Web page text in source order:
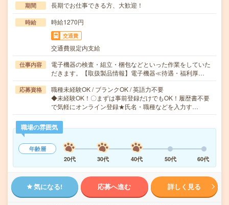
期間 長期でお仕事できる方、大歓迎！
時給 時給1270円
交通費
交通費規定内支給
仕事内容
電子機器の検査・組立・梱包などといった作業をしていた
だきます。【取扱製品情報】電子機器≪待遇・福利厚…
応募資格
職種未経験OK / ブランクOK / 英語力不要
◆未経験OK！〇まずは事前登録だけでもOK！履歴書不要
で気軽にオンライン登録★氏名・職種などを入力す…
職場の雰囲気
年齢層
20代
30代 40代 50代 60代
気になる! 応募へ進む 詳しく見る